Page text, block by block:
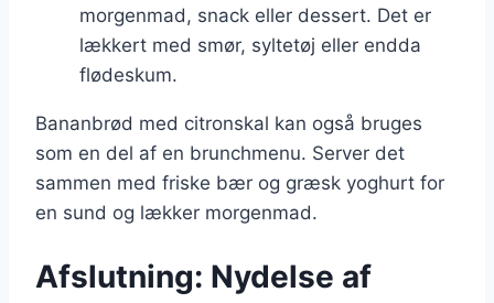
morgenmad, snack eller dessert. Det er
lækkert med smør, syltetøj eller endda
flødeskum.
Bananbrød med citronskal kan også bruges
som en del af en brunchmenu. Server det
sammen med friske bær og græsk yoghurt for
en sund og lækker morgenmad.
Afslutning: Nydelse af